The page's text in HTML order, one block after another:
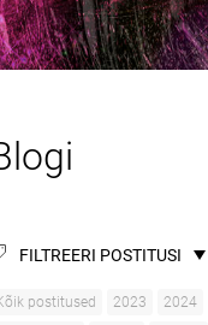
FILTREERI POSTITUSI
postitused 2023 2024